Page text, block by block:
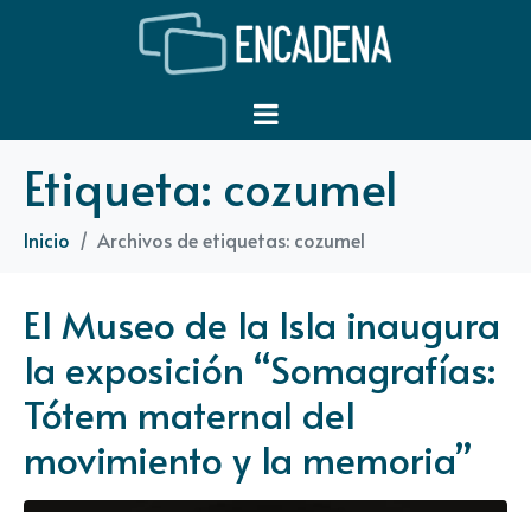
Etiqueta: cozumel
Inicio Archivos de etiquetas: cozumel
El Museo de la Isla inaugura
la exposición “Somagrafías:
Tótem maternal del
movimiento y la memoria”